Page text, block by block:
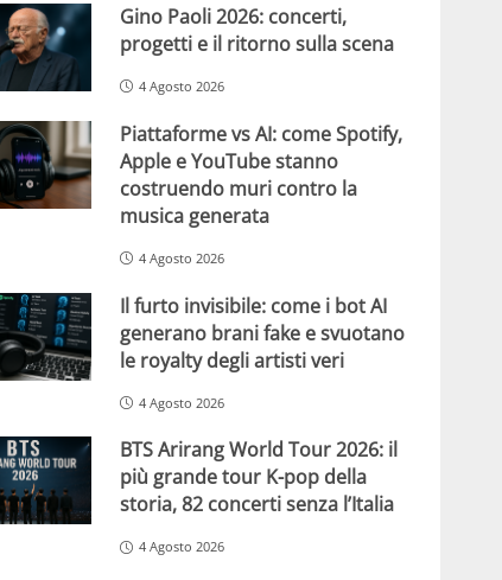
Gino Paoli 2026: concerti,
progetti e il ritorno sulla scena
4 Agosto 2026
Piattaforme vs AI: come Spotify,
Apple e YouTube stanno
costruendo muri contro la
musica generata
4 Agosto 2026
Il furto invisibile: come i bot AI
generano brani fake e svuotano
le royalty degli artisti veri
4 Agosto 2026
BTS Arirang World Tour 2026: il
più grande tour K-pop della
storia, 82 concerti senza l’Italia
4 Agosto 2026